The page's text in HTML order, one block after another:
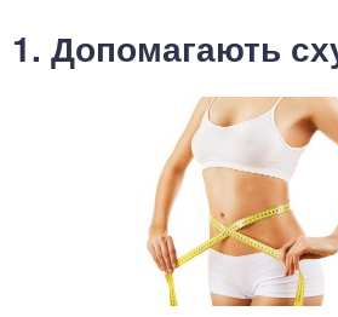
1. Допомагають